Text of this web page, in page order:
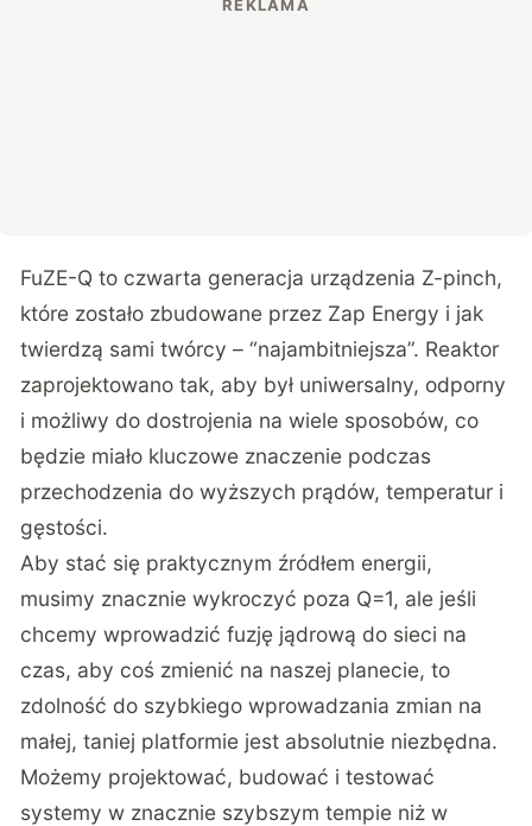
FuZE-Q to czwarta generacja urządzenia Z-pinch,
które zostało zbudowane przez Zap Energy i jak
twierdzą sami twórcy – “najambitniejsza”. Reaktor
zaprojektowano tak, aby był uniwersalny, odporny
i możliwy do dostrojenia na wiele sposobów, co
będzie miało kluczowe znaczenie podczas
przechodzenia do wyższych prądów, temperatur i
gęstości.
Aby stać się praktycznym źródłem energii,
musimy znacznie wykroczyć poza Q=1, ale jeśli
chcemy wprowadzić fuzję jądrową do sieci na
czas, aby coś zmienić na naszej planecie, to
zdolność do szybkiego wprowadzania zmian na
małej, taniej platformie jest absolutnie niezbędna.
Możemy projektować, budować i testować
systemy w znacznie szybszym tempie niż w